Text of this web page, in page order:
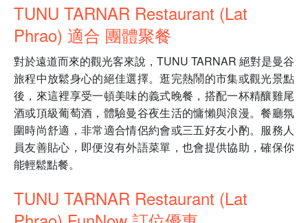
TUNU TARNAR Restaurant (Lat
Phrao) 適合 團體聚餐
對於遠道而來的觀光客來說，TUNU TARNAR 絕對是曼谷
旅程中放鬆身心的絕佳選擇。逛完熱鬧的市集或觀光景點
後，來這裡享受一頓美味的義式晚餐，搭配一杯精釀雞尾
酒或頂級葡萄酒，體驗曼谷夜生活的慵懶與浪漫。餐廳氛
圍時尚舒適，非常適合情侶約會或三五好友小酌。服務人
員友善貼心，即便沒有外語菜單，也會提供協助，確保你
能輕鬆點餐。
TUNU TARNAR Restaurant (Lat